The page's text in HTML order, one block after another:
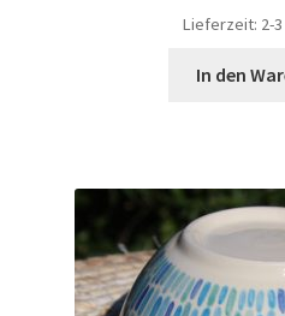
Lieferzeit: 2-
In den